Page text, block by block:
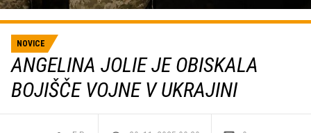
NOVICE
ANGELINA JOLIE JE OBISKALA
BOJIŠČE VOJNE V UKRAJINI